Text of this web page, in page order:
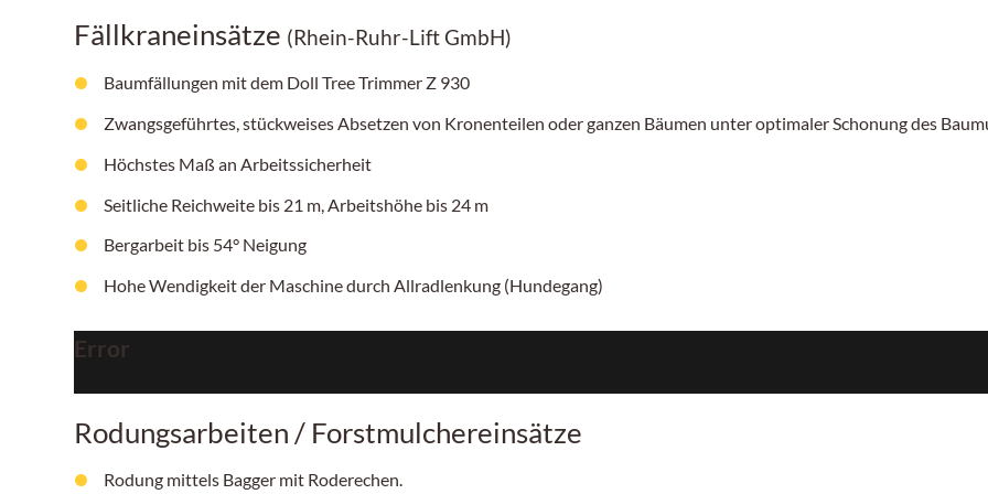
Fällkraneinsätze (Rhein-Ruhr-Lift GmbH)
Baumfällungen mit dem Doll Tree Trimmer Z 930
Zwangsgeführtes, stückweises Absetzen von Kronenteilen oder ganzen Bäumen unter optimaler Schonung des
Höchstes Maß an Arbeitssicherheit
Seitliche Reichweite bis 21 m, Arbeitshöhe bis 24 m
Bergarbeit bis 54° Neigung
Hohe Wendigkeit der Maschine durch Allradlenkung (Hundegang)
Error
Rodungsarbeiten / Forstmulchereinsätze
Rodung mittels Bagger mit Roderechen.